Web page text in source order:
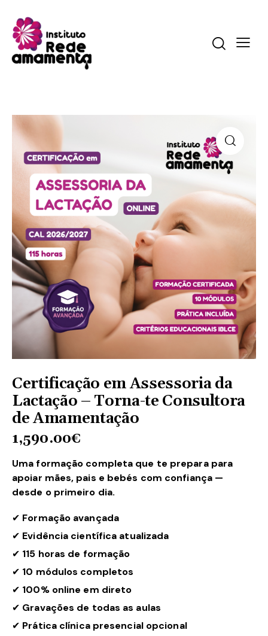
Certificação em Assessoria da
Lactação – Torna-te Consultora
de Amamentação
1,590.00€
Uma formação completa que te prepara para
apoiar mães, pais e bebés com confiança —
desde o primeiro dia.
✔ Formação avançada
✔ Evidência científica atualizada
✔ 115 horas de formação
✔ 10 módulos completos
✔ 100% online em direto
✔ Gravações de todas as aulas
✔ Prática clínica presencial opcional